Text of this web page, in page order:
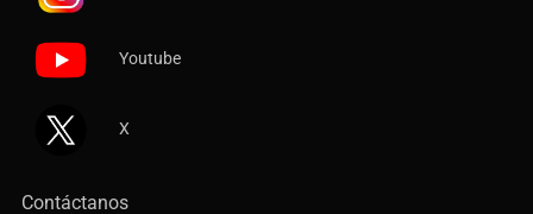
Youtube
X
Contáctanos